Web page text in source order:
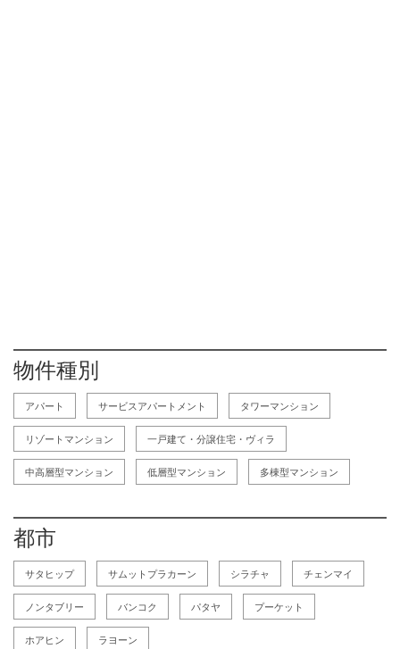
物件種別
アパート サービスアパートメント タワーマンション
リゾートマンション 一戸建て・分譲住宅・ヴィラ
中高層型マンション 低層型マンション 多棟型マンション
都市
サタヒップ サムットプラカーン シラチャ チェンマイ
ノンタブリー バンコク パタヤ プーケット
ホアヒン ラヨーン